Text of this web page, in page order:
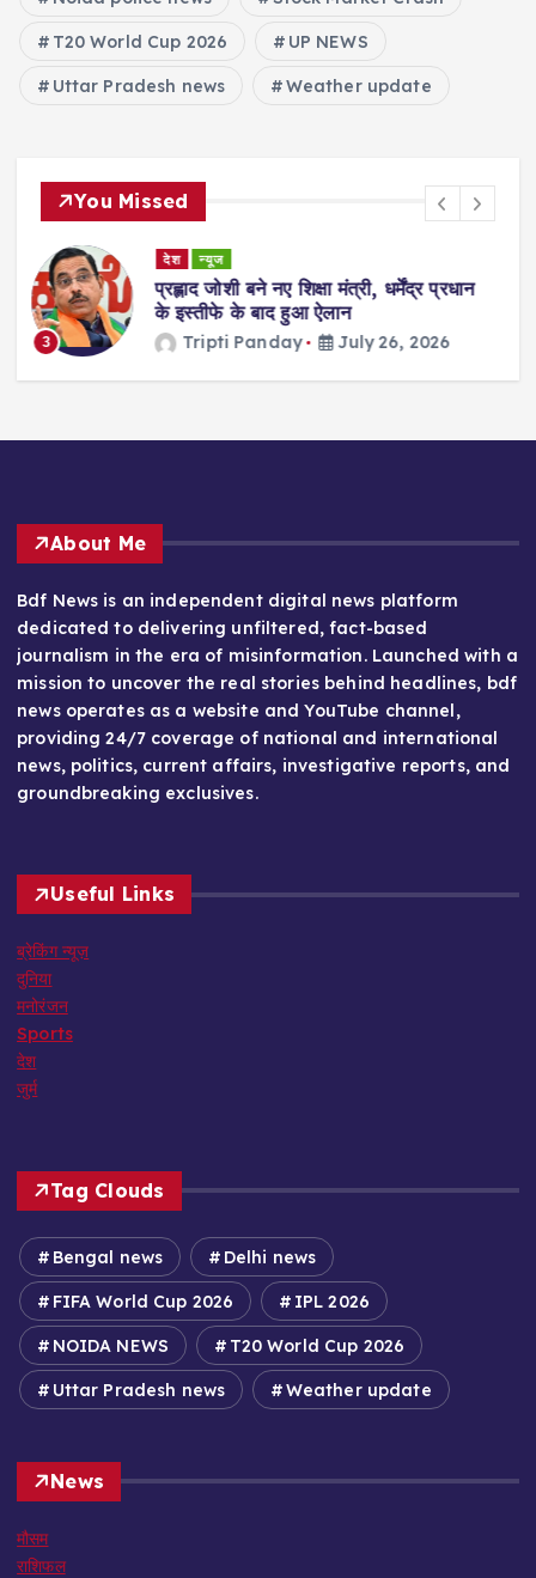
T20 World Cup 2026 UP NEWS
Uttar Pradesh news Weather update
You Missed
4
Sports
एशियन गेम्स 2026: भारत-पाकिस्तान का
क्रिकेट मैच सिर्फ़ एक शर्त पर हो सकता है…
Tripti Panday July 24, 2026
About Me
Bdf News is an independent digital news platform
dedicated to delivering unfiltered, fact-based
journalism in the era of misinformation. Launched with a
mission to uncover the real stories behind headlines, bdf
news operates as a website and YouTube channel,
providing 24/7 coverage of national and international
news, politics, current affairs, investigative reports, and
groundbreaking exclusives.
Useful Links
ब्रेकिंग न्यूज़
दुनिया
मनोरंजन
Sports
देश
जुर्म
Tag Clouds
Bengal news Delhi news
FIFA World Cup 2026 IPL 2026
NOIDA NEWS T20 World Cup 2026
Uttar Pradesh news Weather update
News
मौसम
राशिफल